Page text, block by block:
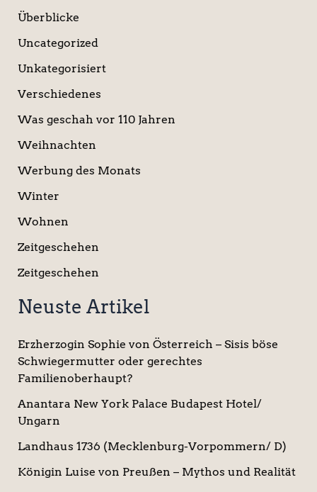
Überblicke
Uncategorized
Unkategorisiert
Verschiedenes
Was geschah vor 110 Jahren
Weihnachten
Werbung des Monats
Winter
Wohnen
Zeitgeschehen
Zeitgeschehen
Neuste Artikel
Erzherzogin Sophie von Österreich – Sisis böse
Schwiegermutter oder gerechtes
Familienoberhaupt?
Anantara New York Palace Budapest Hotel/
Ungarn
Landhaus 1736 (Mecklenburg-Vorpommern/ D)
Königin Luise von Preußen – Mythos und Realität